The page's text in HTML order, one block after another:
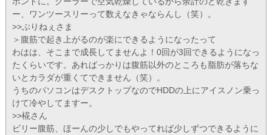
ー、ワンツースリーって数えなきゃならんし（笑）。
>>ぶりねぇさま
＞腹筋で起き上がるのが楽にできるようになったって
わはは、そこまで成長してませんよ！0回が3回できるようになっ
たくらいです。あればっかりは腹筋以外のところも脂肪が落ちな
いとカラダが重くてできません（笑）。
うちのパソコンはデスクトップなのでHDDの上にアイスノン乗っ
けて冷やしてますー。
>>椛さん
ビリー腹筋、ほーんの少しでもやってれば少しずつできるように